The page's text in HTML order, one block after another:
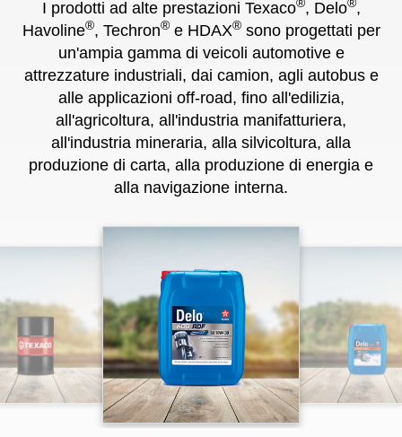
I prodotti ad alte prestazioni Texaco®, Delo® ,
Havoline®, Techron®e HDAX® sono progettati per
un'ampia gamma di veicoli automotive e
attrezzature industriali, dai camion, agli autobus e
alle applicazioni off-road, fino all'edilizia,
all'agricoltura, all'industria manifatturiera,
all'industria mineraria, alla silvicoltura, alla
produzione di carta, alla produzione di energia e